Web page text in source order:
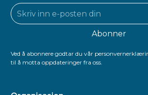
Ved å abonnere godtar du vår
til å motta oppdateringer fra oss.